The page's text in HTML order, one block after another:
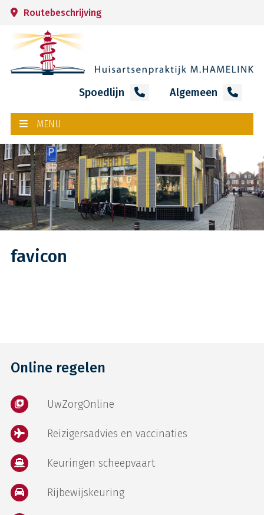
Routebeschrijving
Spoedlijn Algemeen
MENU
favicon
Online regelen
UwZorgOnline
Reizigersadvies en vaccinaties
Keuringen scheepvaart
Rijbewijskeuring